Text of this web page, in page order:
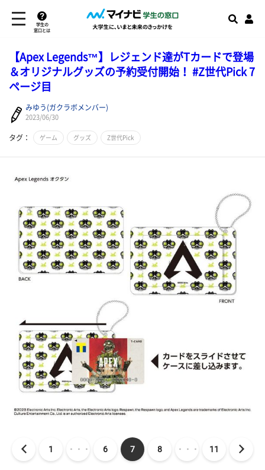
学生の
窓口とは
【Apex Legends™】レジェンド達がTカードで登場
＆オリジナルグッズの予約受付開始！ #Z世代Pick 7
ページ目
みゆう(ガクラボメンバー)
2023/06/30
タグ： ゲーム グッズ Z世代Pick
1 ・・・ 6 7 8 ・・・ 11